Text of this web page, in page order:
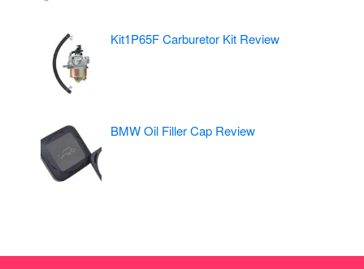
Kit1P65F Carburetor Kit Review
BMW Oil Filler Cap Review